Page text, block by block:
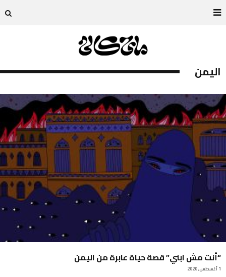
اليمن
“أنت مش ابني” قصة حياة عابرة من اليمن
1 أغسطس, 2020